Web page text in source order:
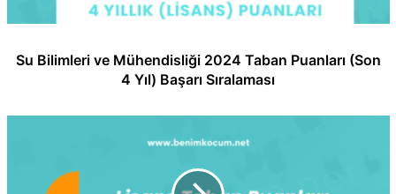
Su Bilimleri ve Mühendisliği 2024 Taban Puanları (Son
4 Yıl) Başarı Sıralaması